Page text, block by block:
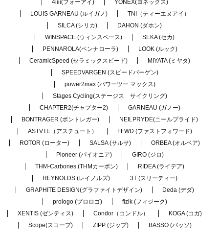
4iiii(フォーアイ)
YONEX(ヨネックス)
LOUIS GARNEAU (ルイガノ)
TNI（ティーエヌアイ）
SILCA (シリカ)
DAHON (ダホン)
WINSPACE (ウィンスペース)
SEKA (セカ)
PENNAROLA(ペンナローラ)
LOOK (ルック)
CeramicSpeed (セラミックスピード)
MIYATA (ミヤタ)
SPEEDVARGEN (スピードバーゲン)
power2max (パワーツー マックス)
Stages Cycling(ステージス サイクリング)
CHAPTER2(チャプター2)
GARNEAU (ガノー)
BONTRAGER (ボントレガー)
NEILPRYDE(ニールプライド)
ASTVTE（アスチュート）
FFWD (ファストフォワード)
ROTOR (ローター)
SALSA (サルサ)
ORBEA (オルベア)
Pioneer (パイオニア)
GIRO (ジロ)
THM-Carbones (THMカーボン)
RIDEA (ライデア)
REYNOLDS (レイノルズ)
3T (スリーティー)
GRAPHITE DESIGN(グラファイトデザイン)
Deda (デダ)
prologo (プロロゴ)
fizik (フィジーク)
XENTIS (ゼンティス)
Condor（コンドル）
KOGA (コガ)
Scope(スコープ)
ZIPP (ジップ)
BASSO (バッソ)